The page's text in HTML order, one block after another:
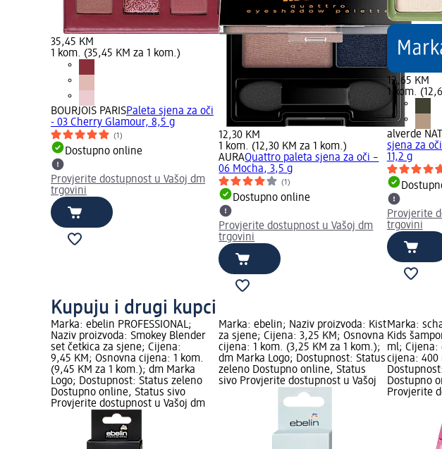
35,45 KM
1 kom. (35,45 KM za 1 kom.)
BOURJOIS PARISPaleta sjena za oči
- 03 Cherry Glamour, 8,5 g
(1)
Dostupno online
Provjerite dostupnost u Vašoj dm
trgovini
12,30 KM
1 kom. (12,30 KM za 1 kom.)
AURAQuattro paleta sjena za oči –
06 Mocha, 3,5 g
(1)
Dostupno online
Provjerite dostupnost u Vašoj dm
trgovini
12,65 KM
1 kom.
alverde
sjena za
11,2 g
Provjerite
trgovini
Kupuju i drugi kupci
Marka: ebelin PROFESSIONAL;
Naziv proizvoda: Smokey Blender
set četkica za sjene; Cijena:
9,45 KM; Osnovna cijena: 1 kom.
(9,45 KM za 1 kom.); dm Marka
Logo; Dostupnost: Status zeleno
Dostupno online, Status sivo
Provjerite dostupnost u Vašoj dm
Marka: ebelin; Naziv proizvoda: Kist
za sjene; Cijena: 3,25 KM; Osnovna
cijena: 1 kom. (3,25 KM za 1 kom.);
dm Marka Logo; Dostupnost: Status
zeleno Dostupno online, Status
sivo Provjerite dostupnost u Vašoj
Marka:
Kids
ml; Cijena:
cijena: 400
Dostupno
Provjerite